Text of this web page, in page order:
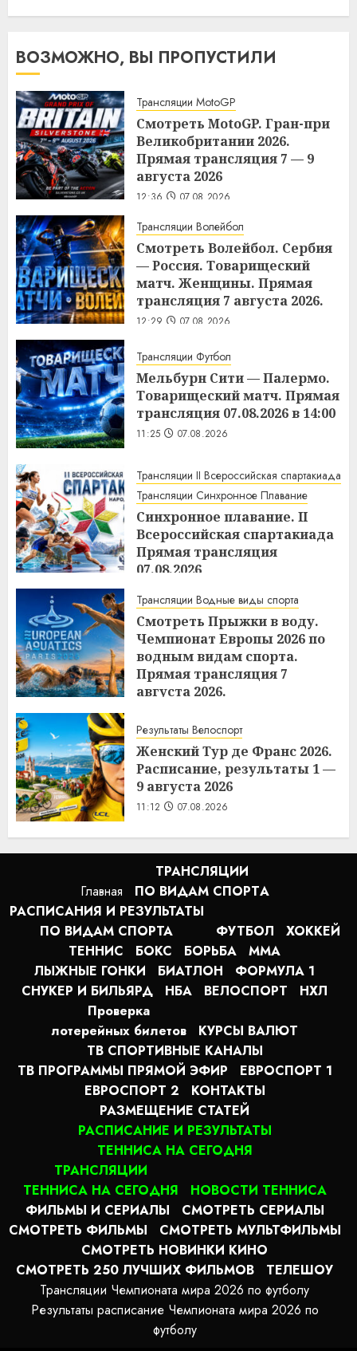
ВОЗМОЖНО, ВЫ ПРОПУСТИЛИ
Трансляции MotoGP
Смотреть MotoGP. Гран-при
Великобритании 2026.
Прямая трансляция 7 — 9
августа 2026
12:36 07.08.2026
Трансляции Волейбол
Смотреть Волейбол. Сербия
— Россия. Товарищеский
матч. Женщины. Прямая
трансляция 7 августа 2026.
12:29 07.08.2026
Трансляции Футбол
Мельбурн Сити — Палермо.
Товарищеский матч. Прямая
трансляция 07.08.2026 в 14:00
11:25 07.08.2026
Трансляции II Всероссийская спартакиада
Трансляции Синхронное Плавание
Синхронное плавание. II
Всероссийская спартакиада
Прямая трансляция
07.08.2026
Трансляции Водные виды спорта
Смотреть Прыжки в воду.
Чемпионат Европы 2026 по
водным видам спорта.
Прямая трансляция 7
августа 2026.
Результаты Велоспорт
Женский Тур де Франс 2026.
Расписание, результаты 1 —
9 августа 2026
11:12 07.08.2026
Главная
ТРАНСЛЯЦИИ
ПО ВИДАМ СПОРТA
РАСПИСАНИЯ И РЕЗУЛЬТАТЫ
ПО ВИДАМ СПОРТА
ФУТБОЛ
ХОККЕЙ
ТЕННИС
БОКС БОРЬБА
MMA
ЛЫЖНЫЕ ГОНКИ
БИАТЛОН
ФОРМУЛА 1
СНУКЕР И БИЛЬЯРД
НБА ВЕЛОСПОРТ
НХЛ
Проверка
лотерейных билетов
КУРСЫ ВАЛЮТ
ТВ СПОРТИВНЫЕ КАНАЛЫ
ТВ ПРОГРАММЫ ПРЯМОЙ ЭФИР
ЕВРОСПОРТ 1
ЕВРОСПОРТ 2
КОНТАКТЫ
РАЗМЕЩЕНИЕ СТАТЕЙ
РАСПИСАНИЕ И РЕЗУЛЬТАТЫ
ТЕННИСА НА СЕГОДНЯ
ТРАНСЛЯЦИИ
ТЕННИСА НА СЕГОДНЯ
НОВОСТИ ТЕННИСА
ФИЛЬМЫ И СЕРИАЛЫ
СМОТРЕТЬ СЕРИАЛЫ
СМОТРЕТЬ ФИЛЬМЫ
СМОТРЕТЬ МУЛЬТФИЛЬМЫ
СМОТРЕТЬ НОВИНКИ КИНО
СМОТРЕТЬ 250 ЛУЧШИХ ФИЛЬМОВ
ТЕЛЕШОУ
Трансляции Чемпионата мира 2026 по футболу
Результаты расписание Чемпионата мира 2026 по
футболу